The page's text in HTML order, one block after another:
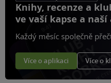
Knihy, recenze a
ve vaší kapse a naší
Každý měsíc společně
Více o aplikaci Více o